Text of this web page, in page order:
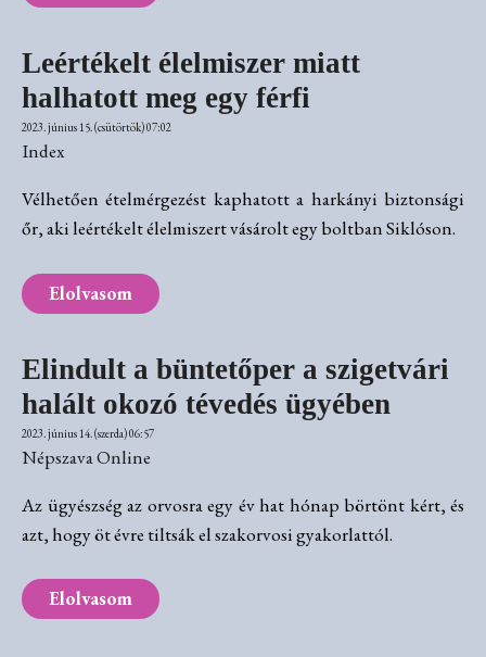
Leértékelt élelmiszer miatt
halhatott meg egy férfi
2023. június 15. (csütörtök) 07:02
Index
Vélhetően ételmérgezést kaphatott a harkányi biztonsági
őr, aki leértékelt élelmiszert vásárolt egy boltban Siklóson.
Elolvasom
Elindult a büntetőper a szigetvári
halált okozó tévedés ügyében
2023. június 14. (szerda) 06:57
Népszava Online
Az ügyészség az orvosra egy év hat hónap börtönt kért, és
azt, hogy öt évre tiltsák el szakorvosi gyakorlattól.
Elolvasom